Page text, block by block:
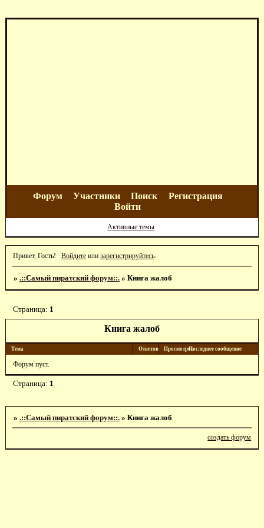
Форум Участники Поиск
Регистрация
Войти
Активные темы
Привет, Гость! Войдитеили зарегистрируйтесь.
» .::Самый пиратский форум::. » Книга жалоб
Книга жалоб
Страница: 1
Тема Ответов ПросмотровПоследнее сообщение
Форум пуст.
Страница: 1
» .::Самый пиратский форум::. » Книга жалоб
создать форум